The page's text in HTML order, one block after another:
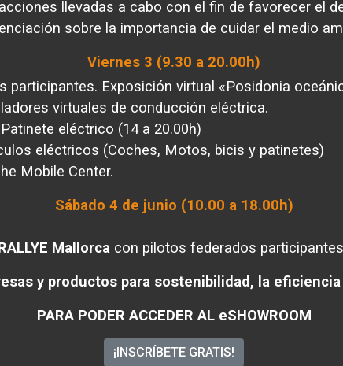
llevadas a cabo con el fin de favorecer el
sobre la importancia de cuidar el medio
Viernes 3 (9.30 a 20.00h)
participantes. Exposición virtual «Posidonia
virtuales de conducción eléctrica.
eléctrico (14 a 20.00h)
eléctricos (Coches, Motos, bicis y patinetes)
Mobile Center.
Sábado 4 de junio (10.00 a 18.00h)
Mallorca con pilotos federados
y productos para sostenibilidad, la
PARA PODER ACCEDER AL eSHOWROOM
¡INSCRÍBETE GRATIS!